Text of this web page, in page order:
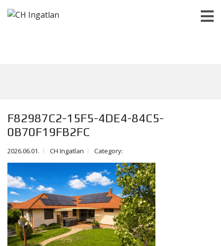
F82987C2-15F5-4DE4-84C5-
0B70F19FB2FC
2026.06.01. CH Ingatlan Category: